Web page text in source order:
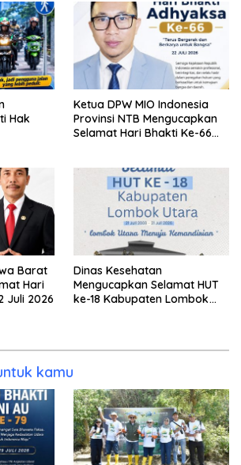
Hak
Ketua DPW MIO Indonesia
Provinsi NTB Mengucapkan
Selamat Hari Bhakti Ke-66
Barat
Hari
Juli 2026
Dinas Kesehatan
Mengucapkan Selamat HUT
ke-18 Kabupaten Lombok
kamu